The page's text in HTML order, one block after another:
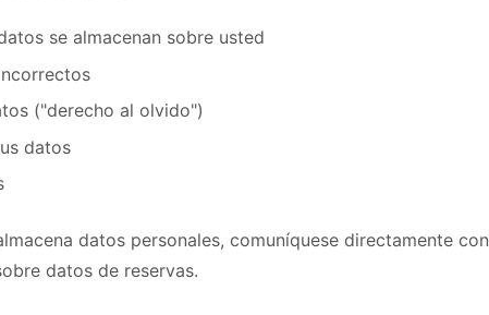
se almacenan sobre usted
("derecho al olvido")
datos
datos personales, comuníquese directamente con
datos de reservas.